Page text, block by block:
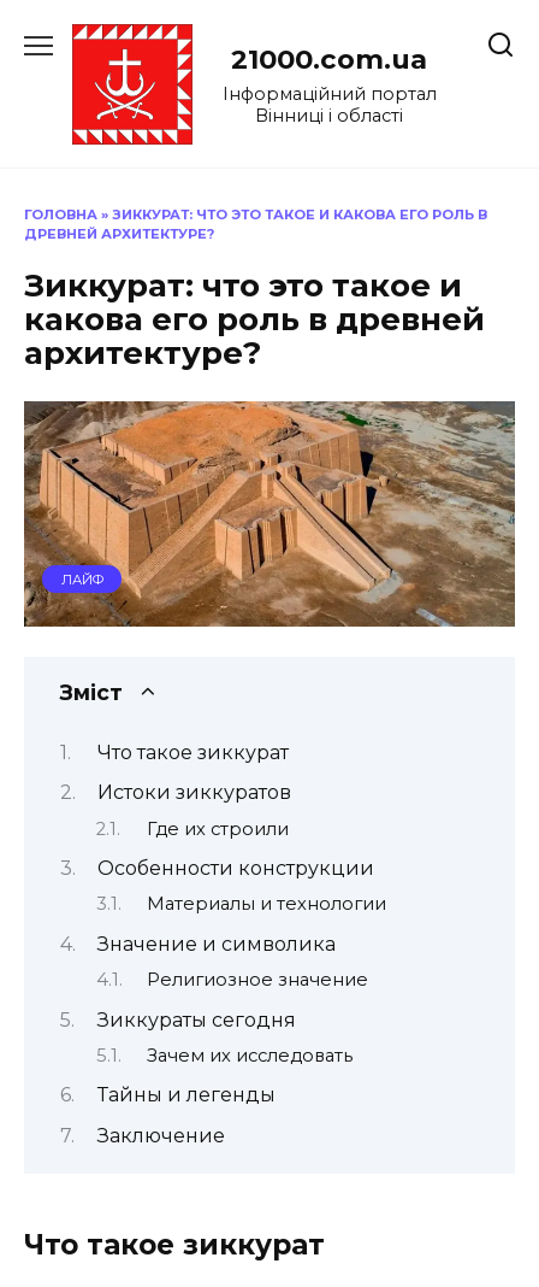
до
21000.com.ua
Інформаційний портал
Вінниці і області
ГОЛОВНА » ЗИККУРАТ: ЧТО ЭТО ТАКОЕ И КАКОВА ЕГО РОЛЬ В
ДРЕВНЕЙ АРХИТЕКТУРЕ?
Зиккурат: что это такое и
какова его роль в древней
архитектуре?
ЛАЙФ
Зміст
Что такое зиккурат
Истоки зиккуратов
Где их строили
Особенности конструкции
Материалы и технологии
Значение и символика
Религиозное значение
Зиккураты сегодня
Зачем их исследовать
Тайны и легенды
Заключение
Что такое зиккурат